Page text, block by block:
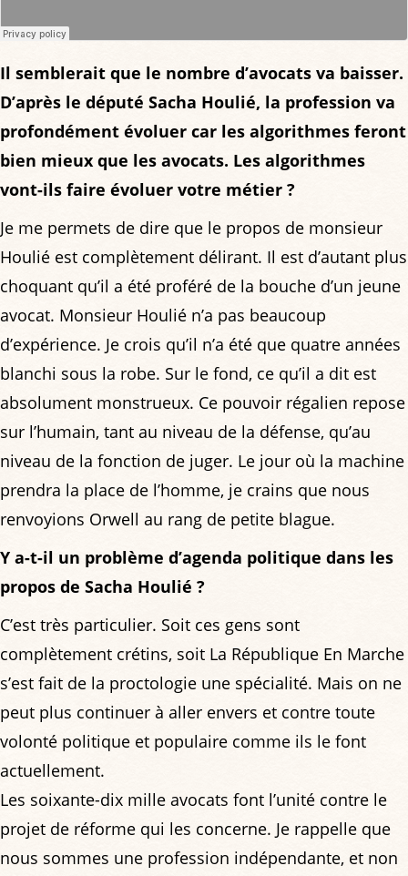
Il semblerait que le nombre d’avocats va baisser.
D’après le député Sacha Houlié, la profession va
profondément évoluer car les algorithmes feront
bien mieux que les avocats. Les algorithmes
vont-ils faire évoluer votre métier ?
Je me permets de dire que le propos de monsieur
Houlié est complètement délirant. Il est d’autant plus
choquant qu’il a été proféré de la bouche d’un jeune
avocat. Monsieur Houlié n’a pas beaucoup
d’expérience. Je crois qu’il n’a été que quatre années
blanchi sous la robe. Sur le fond, ce qu’il a dit est
absolument monstrueux. Ce pouvoir régalien repose
sur l’humain, tant au niveau de la défense, qu’au
niveau de la fonction de juger. Le jour où la machine
prendra la place de l’homme, je crains que nous
renvoyions Orwell au rang de petite blague.
Y a-t-il un problème d’agenda politique dans les
propos de Sacha Houlié ?
C’est très particulier. Soit ces gens sont
complètement crétins, soit La République En Marche
s’est fait de la proctologie une spécialité. Mais on ne
peut plus continuer à aller envers et contre toute
volonté politique et populaire comme ils le font
actuellement.
Les soixante-dix mille avocats font l’unité contre le
projet de réforme qui les concerne. Je rappelle que
nous sommes une profession indépendante, et non